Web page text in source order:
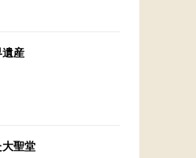
産
聖堂